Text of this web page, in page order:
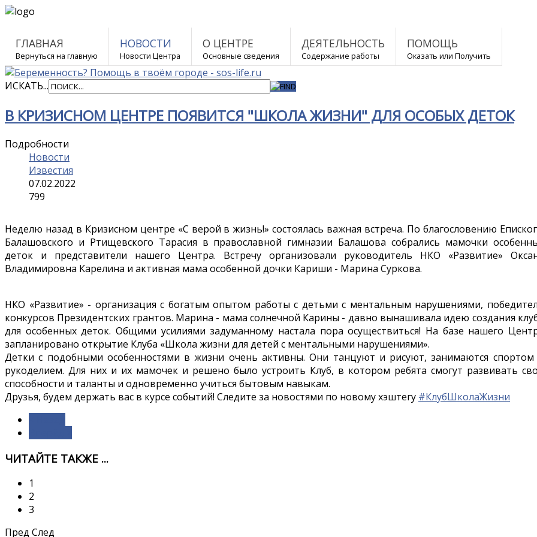
ГЛАВНАЯ
Вернуться на главную
НОВОСТИ
Новости Центра
О ЦЕНТРЕ
Основные сведения
ДЕЯТЕЛЬНОСТЬ
Содержание работы
ПОМОЩЬ
Оказать или Получить
ИСКАТЬ...
В КРИЗИСНОМ ЦЕНТРЕ ПОЯВИТСЯ "ШКОЛА ЖИЗНИ" ДЛЯ ОСОБЫХ ДЕТОК
Подробности
Новости
Известия
07.02.2022
799
Неделю назад в Кризисном центре «С верой в жизнь!» состоялась важная встреча. По благословению
Балашовского и Ртищевского Тарасия в православной гимназии Балашова собрались мамочки
деток и представители нашего Центра. Встречу организовали руководитель НКО «Развитие»
Владимировна Карелина и активная мама особенной дочки Кариши - Марина Суркова.
НКО «Развитие» - организация с богатым опытом работы с детьми с ментальным нарушениями,
конкурсов Президентских грантов. Марина - мама солнечной Карины - давно вынашивала идею создания
для особенных деток. Общими усилиями задуманному настала пора осуществиться! На базе нашего
запланировано открытие Клуба «Школа жизни для детей с ментальными нарушениями».
Детки с подобными особенностями в жизни очень активны. Они танцуют и рисуют, занимаются спортом
рукоделием. Для них и их мамочек и решено было устроить Клуб, в котором ребята смогут развивать
способности и таланты и одновременно учиться бытовым навыкам.
Друзья, будем держать вас в курсе событий! Следите за новостями по новому хэштегу #КлубШколаЖизни
ЧИТАЙТЕ ТАКЖЕ ...
1
2
3
Пред След